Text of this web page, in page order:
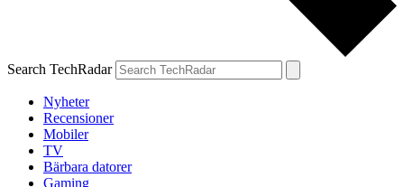
Search TechRadar
Nyheter
Recensioner
Mobiler
TV
Bärbara datorer
Gaming